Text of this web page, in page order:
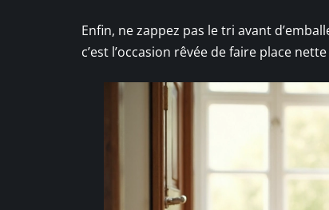
Enfin, ne zappez pas le tri avant
c’est l’occasion rêvée de faire place